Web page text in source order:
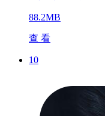
88.2MB
查 看
10